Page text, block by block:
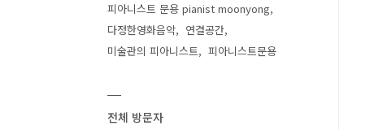
피아니스트 문용 pianist moonyong
다정한영화음악
연결공간
미술관의 피아니스트
피아니스트문용
전체 방문자